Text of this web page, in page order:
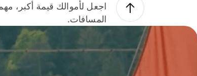
اجعل لأموالك قيمة أكبر،
المسافات.